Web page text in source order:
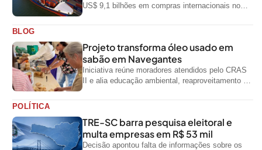
US$ 9,1 bilhões em compras internacionais no
BLOG
Projeto transforma óleo usado em
sabão em Navegantes
Iniciativa reúne moradores atendidos pelo CRAS
II e alia educação ambiental, reaproveitamento de
POLÍTICA
TRE-SC barra pesquisa eleitoral e
multa empresas em R$ 53 mil
Decisão apontou falta de informações sobre os